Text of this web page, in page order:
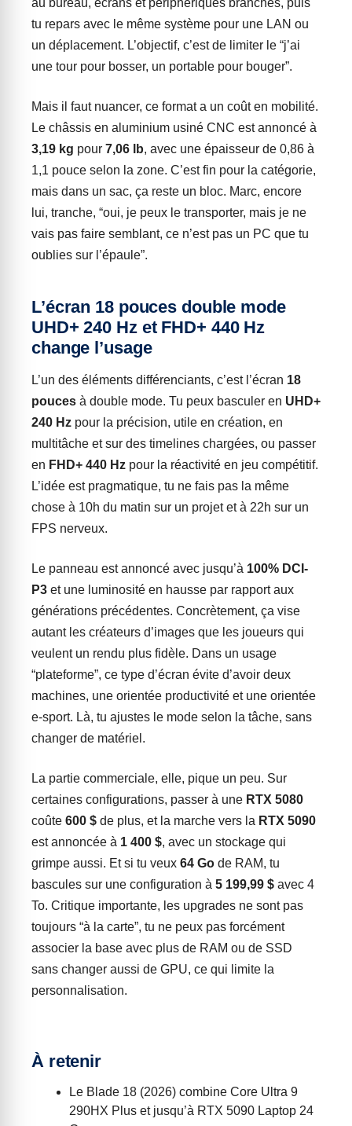
au bureau, écrans et périphériques branchés, puis
tu repars avec le même système pour une LAN ou
un déplacement. L’objectif, c’est de limiter le “j’ai
une tour pour bosser, un portable pour bouger”.
Mais il faut nuancer, ce format a un coût en mobilité.
Le châssis en aluminium usiné CNC est annoncé à
3,19 kg pour 7,06 lb, avec une épaisseur de 0,86 à
1,1 pouce selon la zone. C’est fin pour la catégorie,
mais dans un sac, ça reste un bloc. Marc, encore
lui, tranche, “oui, je peux le transporter, mais je ne
vais pas faire semblant, ce n’est pas un PC que tu
oublies sur l’épaule”.
L’écran 18 pouces double mode
UHD+ 240 Hz et FHD+ 440 Hz
change l’usage
L’un des éléments différenciants, c’est l’écran 18
pouces à double mode. Tu peux basculer en UHD+
240 Hz pour la précision, utile en création, en
multitâche et sur des timelines chargées, ou passer
en FHD+ 440 Hz pour la réactivité en jeu compétitif.
L’idée est pragmatique, tu ne fais pas la même
chose à 10h du matin sur un projet et à 22h sur un
FPS nerveux.
Le panneau est annoncé avec jusqu’à 100% DCI-
P3 et une luminosité en hausse par rapport aux
générations précédentes. Concrètement, ça vise
autant les créateurs d’images que les joueurs qui
veulent un rendu plus fidèle. Dans un usage
“plateforme”, ce type d’écran évite d’avoir deux
machines, une orientée productivité et une orientée
e-sport. Là, tu ajustes le mode selon la tâche, sans
changer de matériel.
La partie commerciale, elle, pique un peu. Sur
certaines configurations, passer à une RTX 5080
coûte 600 $ de plus, et la marche vers la RTX 5090
est annoncée à 1 400 $, avec un stockage qui
grimpe aussi. Et si tu veux 64 Go de RAM, tu
bascules sur une configuration à 5 199,99 $ avec 4
To. Critique importante, les upgrades ne sont pas
toujours “à la carte”, tu ne peux pas forcément
associer la base avec plus de RAM ou de SSD
sans changer aussi de GPU, ce qui limite la
personnalisation.
À retenir
Le Blade 18 (2026) combine Core Ultra 9
290HX Plus et jusqu’à RTX 5090 Laptop 24